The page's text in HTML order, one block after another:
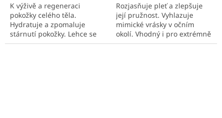
K výživě a regeneraci
pokožky celého těla.
Hydratuje a zpomaluje
stárnutí pokožky. Lehce se
vstřebává a krásně voní po
Rozjasňuje pleť a zlepšuje
její pružnost. Vyhlazuje
mimické vrásky v očním
okolí. Vhodný i pro extrémně
citlivou pleť.